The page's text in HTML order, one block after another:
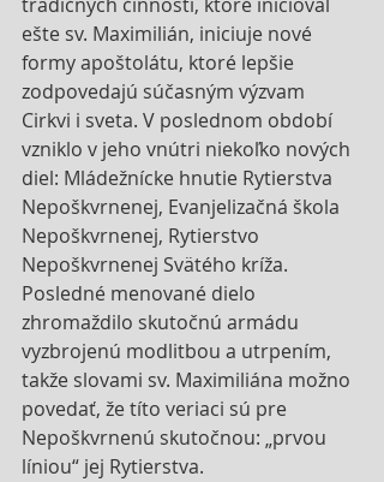
tradičných činností, ktoré inicioval
ešte sv. Maximilián, iniciuje nové
formy apoštolátu, ktoré lepšie
zodpovedajú súčasným výzvam
Cirkvi i sveta. V poslednom období
vzniklo v jeho vnútri niekoľko nových
diel: Mládežnícke hnutie Rytierstva
Nepoškvrnenej, Evanjelizačná škola
Nepoškvrnenej, Rytierstvo
Nepoškvrnenej Svätého kríža.
Posledné menované dielo
zhromaždilo skutočnú armádu
vyzbrojenú modlitbou a utrpením,
takže slovami sv. Maximiliána možno
povedať, že títo veriaci sú pre
Nepoškvrnenú skutočnou: „prvou
líniou“ jej Rytierstva.